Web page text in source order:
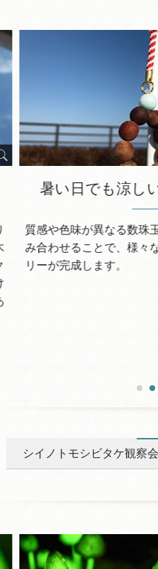
暑い日でも涼し
質感や色味が異なる数珠
み合わせることで、様々
リーが完成します。
シイノトモシビタケ観察